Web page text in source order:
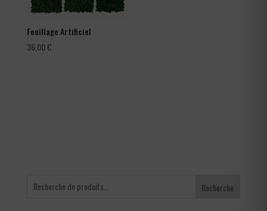
Feuillage Artificiel
36,00€
Recherche